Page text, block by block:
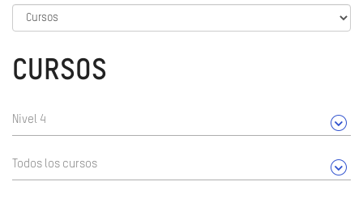
CURSOS
Nivel 4
Todos los cursos